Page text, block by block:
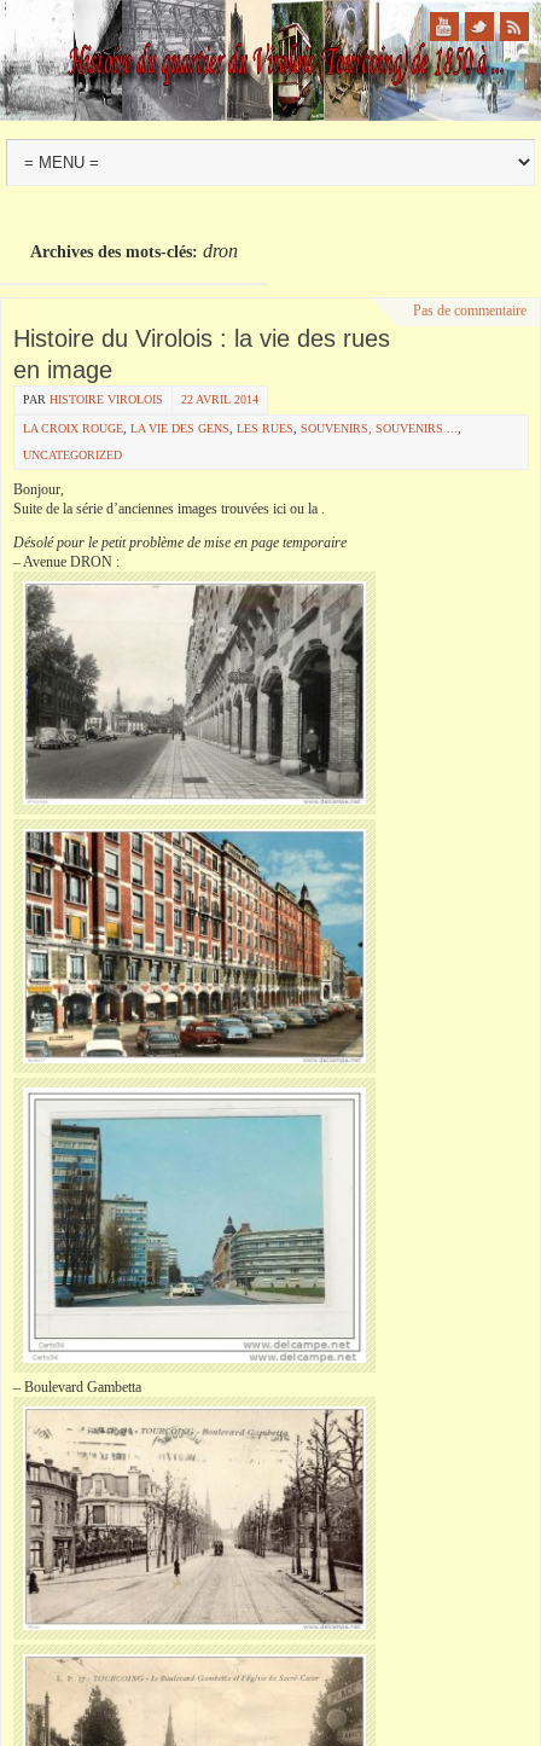
Archives des mots-clés: dron
Pas de commentaire
Histoire du Virolois : la vie des rues
en image
PAR HISTOIRE VIROLOIS 22 AVRIL 2014
LA CROIX ROUGE LA VIE DES GENS LES RUES SOUVENIRS, SOUVENIRS ...
UNCATEGORIZED
Bonjour,
Suite de la série d’anciennes images trouvées ici ou la .
Désolé pour le petit problème de mise en page temporaire
– Avenue DRON :
– Boulevard Gambetta